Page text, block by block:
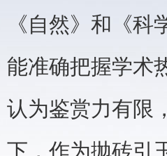
《自然》和《
能准确把握学术
认为鉴赏力有限
下，作为抛砖引